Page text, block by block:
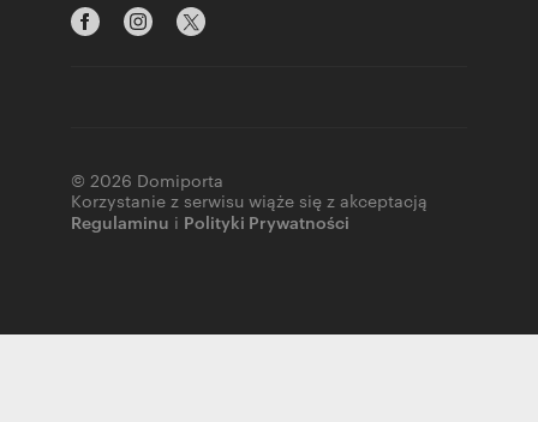
© 2026 Domiporta
Korzystanie z serwisu wiąże się z akceptacją
Regulaminu i Polityki Prywatności